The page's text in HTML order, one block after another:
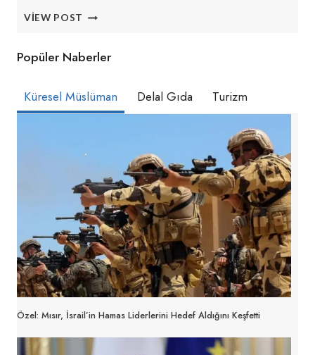
VIEW POST HINDISTAN
KITAP
DIN
CENSURUNU
Popüler Naberler
Küresel Müslüman Delal Gıda Turizm
Özel: Mısır, İsrail’in Hamas Liderlerini Hedef Aldığını Keşfetti